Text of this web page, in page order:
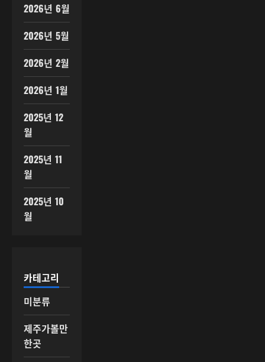
2026년 6월
2026년 5월
2026년 2월
2026년 1월
2025년 12
월
2025년 11
월
2025년 10
월
카테고리
미분류
제주가볼만
한곳